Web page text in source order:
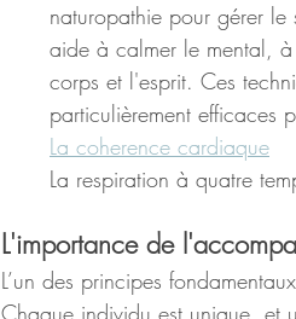
naturopathie pour gérer le
aide à calmer le mental,
corps et l'esprit. Ces
particulièrement efficaces
La coherence cardiaque
La respiration à quatre
L'importance de
L’un des principes
Chaque individu est unique, et